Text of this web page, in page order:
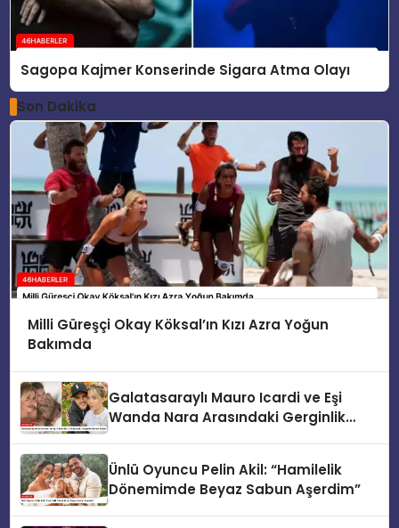
Sagopa Kajmer Konserinde Sigara Atma Olayı
Son Dakika
Milli Güreşçi Okay Köksal’ın Kızı Azra Yoğun
Bakımda
Galatasaraylı Mauro Icardi ve Eşi
Wanda Nara Arasındaki Gerginlik
Ünlü Oyuncu Pelin Akil: “Hamilelik
Dönemimde Beyaz Sabun Aşerdim”